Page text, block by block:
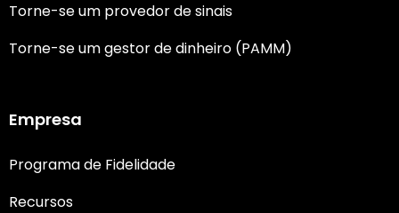
Torne-se um provedor de sinais
Torne-se um gestor de dinheiro (PAMM)
Empresa
Programa de Fidelidade
Recursos